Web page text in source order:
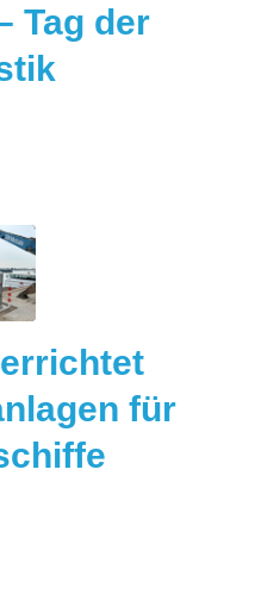
Tag der
für